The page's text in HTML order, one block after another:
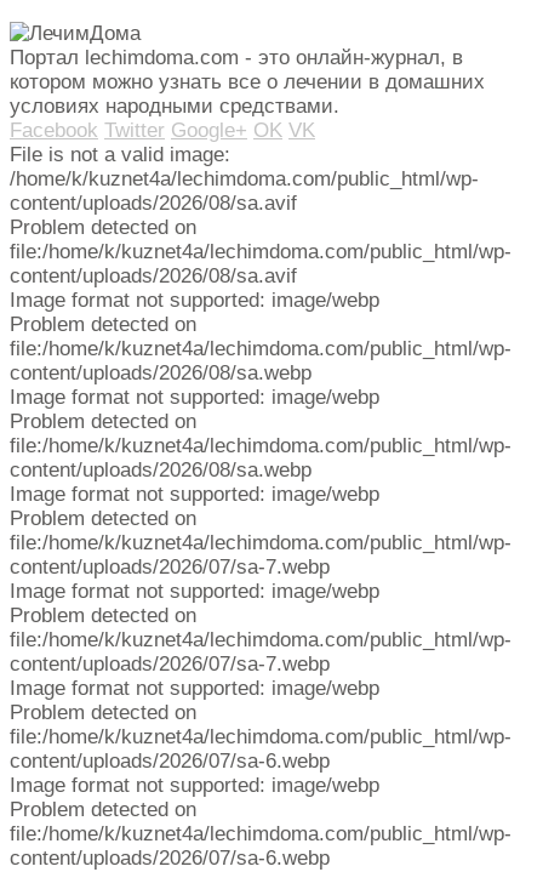
Портал lechimdoma.com - это онлайн-журнал, в
котором можно узнать все о лечении в домашних
условиях народными средствами.
Facebook Twitter Google+ OK VK
File is not a valid image:
/home/k/kuznet4a/lechimdoma.com/public_html/wp-
content/uploads/2026/08/sa.avif
Problem detected on
file:/home/k/kuznet4a/lechimdoma.com/public_html/wp-
content/uploads/2026/08/sa.avif
Image format not supported: image/webp
Problem detected on
file:/home/k/kuznet4a/lechimdoma.com/public_html/wp-
content/uploads/2026/08/sa.webp
Image format not supported: image/webp
Problem detected on
file:/home/k/kuznet4a/lechimdoma.com/public_html/wp-
content/uploads/2026/08/sa.webp
Image format not supported: image/webp
Problem detected on
file:/home/k/kuznet4a/lechimdoma.com/public_html/wp-
content/uploads/2026/07/sa-7.webp
Image format not supported: image/webp
Problem detected on
file:/home/k/kuznet4a/lechimdoma.com/public_html/wp-
content/uploads/2026/07/sa-7.webp
Image format not supported: image/webp
Problem detected on
file:/home/k/kuznet4a/lechimdoma.com/public_html/wp-
content/uploads/2026/07/sa-6.webp
Image format not supported: image/webp
Problem detected on
file:/home/k/kuznet4a/lechimdoma.com/public_html/wp-
content/uploads/2026/07/sa-6.webp